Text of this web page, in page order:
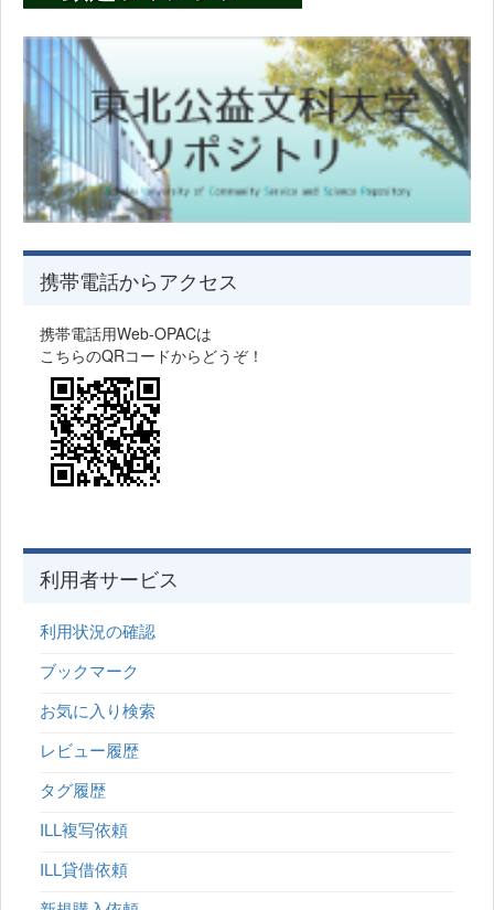
携帯電話からアクセス
携帯電話用Web-OPACは
こちらのQRコードからどうぞ！
利用者サービス
利用状況の確認
ブックマーク
お気に入り検索
レビュー履歴
タグ履歴
ILL複写依頼
ILL貸借依頼